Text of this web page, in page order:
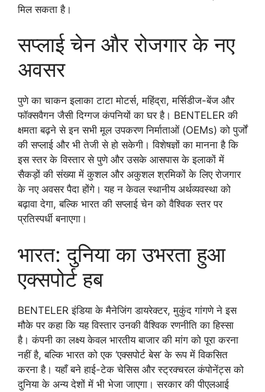
मिल सकता है।
सप्लाई चेन और रोजगार के नए
अवसर
पुणे का चाकन इलाका टाटा मोटर्स, महिंद्रा, मर्सिडीज-बेंज और
फॉक्सवैगन जैसी दिग्गज कंपनियों का घर है। BENTELER की
क्षमता बढ़ने से इन सभी मूल उपकरण निर्माताओं (OEMs) को पुर्जों
की सप्लाई और भी तेजी से हो सकेगी। विशेषज्ञों का मानना है कि
इस स्तर के विस्तार से पुणे और उसके आसपास के इलाकों में
सैकड़ों की संख्या में कुशल और अकुशल श्रमिकों के लिए रोजगार
के नए अवसर पैदा होंगे। यह न केवल स्थानीय अर्थव्यवस्था को
बढ़ावा देगा, बल्कि भारत की सप्लाई चेन को वैश्विक स्तर पर
प्रतिस्पर्धी बनाएगा।
भारत: दुनिया का उभरता हुआ
एक्सपोर्ट हब
BENTELER इंडिया के मैनेजिंग डायरेक्टर, मुकुंद गांगणे ने इस
मौके पर कहा कि यह विस्तार उनकी वैश्विक रणनीति का हिस्सा
है। कंपनी का लक्ष्य केवल भारतीय बाजार की मांग को पूरा करना
नहीं है, बल्कि भारत को एक ‘एक्सपोर्ट बेस’ के रूप में विकसित
करना है। यहाँ बने हाई-टेक चेसिस और स्ट्रक्चरल कंपोनेंट्स को
दुनिया के अन्य देशों में भी भेजा जाएगा। सरकार की पीएलआई